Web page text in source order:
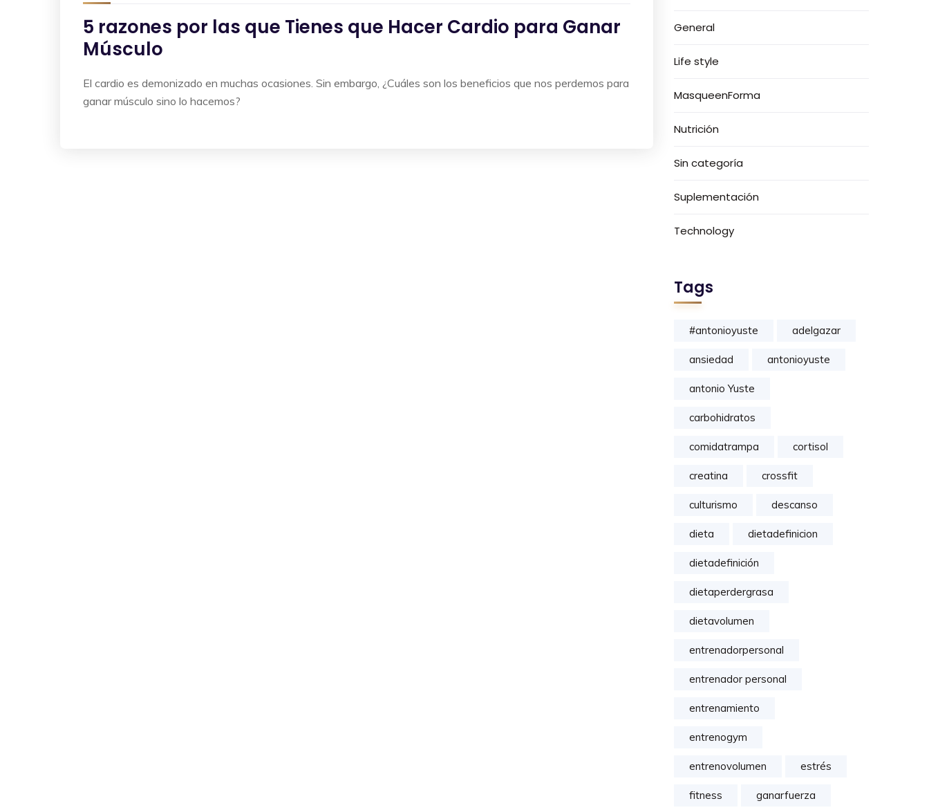
5 razones por las que Tienes que Hacer Cardio para Ganar
Músculo
El cardio es demonizado en muchas ocasiones. Sin embargo, ¿Cuáles son los beneficios que nos perdemos para
ganar músculo sino lo hacemos?
General
Life style
MasqueenForma
Nutrición
Sin categoría
Suplementación
Technology
Tags
#antonioyuste adelgazar
ansiedad antonioyuste
antonio Yuste
carbohidratos
comidatrampa cortisol
creatina crossfit
culturismo descanso
dieta dietadefinicion
dietadefinición
dietaperdergrasa
dietavolumen
entrenadorpersonal
entrenador personal
entrenamiento
entrenogym
entrenovolumen estrés
fitness ganarfuerza